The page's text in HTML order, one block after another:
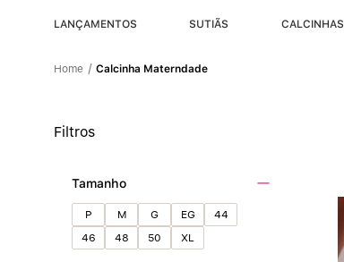
LANÇAMENTOS SUTIÃS CALCINHAS
Calcinha Materndade
Filtros
Tamanho
P M G EG
44
46
48 50 XL